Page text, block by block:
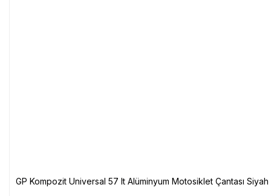
GP Kompozit Universal 57 lt Alüminyum Motosiklet Çantası Siyah